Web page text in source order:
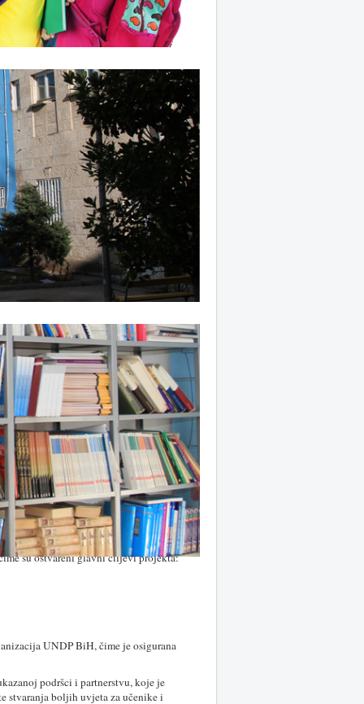
ugradnje sustava s
su ostvareni glavni ciljevi projekta:
UNDP BiH, čime je osigurana
podršci i partnerstvu, koje je
stvaranja boljih uvjeta za učenike i